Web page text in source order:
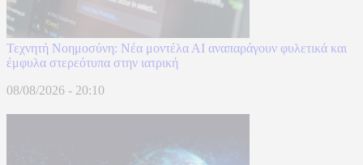
Τεχνητή Νοημοσύνη: Νέα μοντέλα ΑΙ αναπαράγουν φυλετικά και
έμφυλα στερεότυπα στην ιατρική
08/08/2026 - 20:10